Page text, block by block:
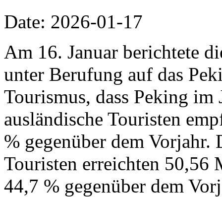
Date: 2026-01-17
Am 16. Januar berichtete
unter Berufung auf das
Tourismus, dass Peking
ausländische Touristen
% gegenüber dem Vorjahr.
Touristen erreichten 50,56
44,7 % gegenüber dem